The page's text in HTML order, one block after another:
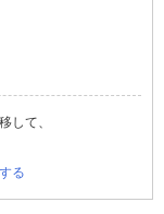
して、
る